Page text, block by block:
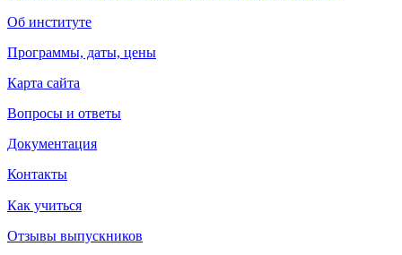
Об институте
Программы, даты, цены
Карта сайта
Вопросы и ответы
Документация
Контакты
Как учиться
Отзывы выпускников